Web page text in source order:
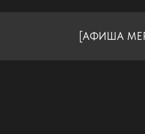
[АФИША